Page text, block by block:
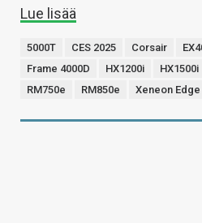
Lue lisää
5000T CES 2025 Corsair
Frame 4000D
HX1200i HX1500i
RM750e
RM850e Xeneon Edge